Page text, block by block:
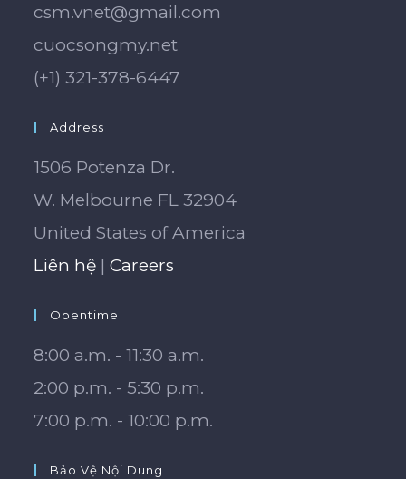
csm.vnet@gmail.com
cuocsongmy.net
(+1) 321-378-6447
Address
1506 Potenza Dr.
W. Melbourne FL 32904
United States of America
Liên hệ |Careers
Opentime
8:00 a.m. - 11:30 a.m.
2:00 p.m. - 5:30 p.m.
7:00 p.m. - 10:00 p.m.
Bảo Vệ Nội Dung